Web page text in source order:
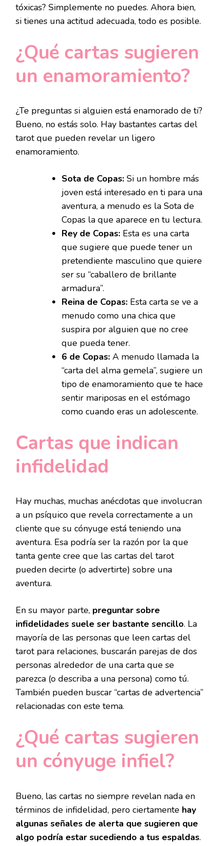
tóxicas? Simplemente no puedes. Ahora bien,
si tienes una actitud adecuada, todo es posible.
¿Qué cartas sugieren
un enamoramiento?
¿Te preguntas si alguien está enamorado de ti?
Bueno, no estás solo. Hay bastantes cartas del
tarot que pueden revelar un ligero
enamoramiento.
Sota de Copas: Si un hombre más
joven está interesado en ti para una
aventura, a menudo es la Sota de
Copas la que aparece en tu lectura.
Rey de Copas: Esta es una carta
que sugiere que puede tener un
pretendiente masculino que quiere
ser su “caballero de brillante
armadura”.
Reina de Copas: Esta carta se ve a
menudo como una chica que
suspira por alguien que no cree
que pueda tener.
6 de Copas: A menudo llamada la
“carta del alma gemela”, sugiere un
tipo de enamoramiento que te hace
sentir mariposas en el estómago
como cuando eras un adolescente.
Cartas que indican
infidelidad
Hay muchas, muchas anécdotas que involucran
a un psíquico que revela correctamente a un
cliente que su cónyuge está teniendo una
aventura. Esa podría ser la razón por la que
tanta gente cree que las cartas del tarot
pueden decirte (o advertirte) sobre una
aventura.
En su mayor parte, preguntar sobre
infidelidades suele ser bastante sencillo. La
mayoría de las personas que leen cartas del
tarot para relaciones, buscarán parejas de dos
personas alrededor de una carta que se
parezca (o describa a una persona) como tú.
También pueden buscar “cartas de advertencia”
relacionadas con este tema.
¿Qué cartas sugieren
un cónyuge infiel?
Bueno, las cartas no siempre revelan nada en
términos de infidelidad, pero ciertamente hay
algunas señales de alerta que sugieren que
algo podría estar sucediendo a tus espaldas.